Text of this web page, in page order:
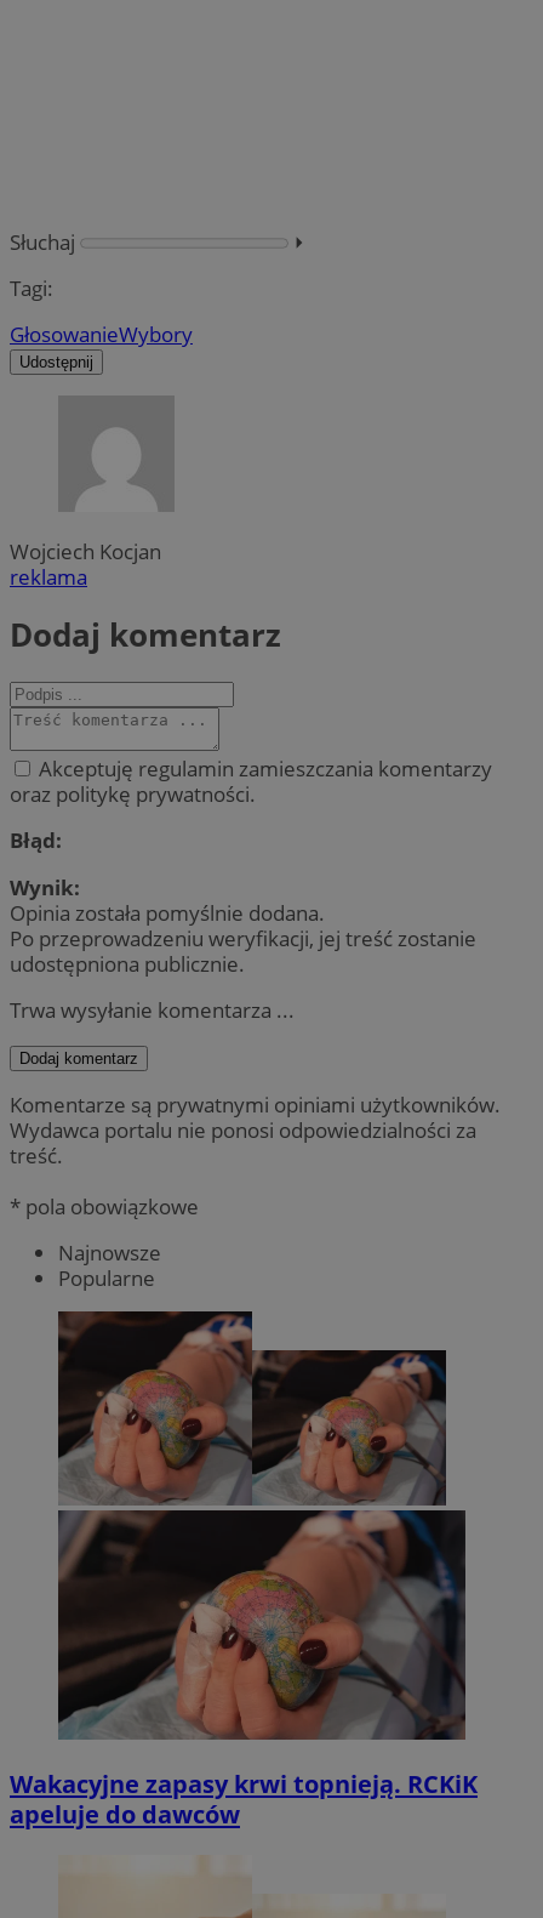
Słuchaj
⏵︎
Tagi:
GłosowanieWybory
Udostępnij
Wojciech Kocjan
reklama
Dodaj komentarz
Akceptuję regulamin zamieszczania komentarzy
oraz politykę prywatności.
Błąd:
Wynik:
Opinia została pomyślnie dodana.
Po przeprowadzeniu weryfikacji, jej treść zostanie
udostępniona publicznie.
Trwa wysyłanie komentarza ...
Dodaj komentarz
Komentarze są prywatnymi opiniami użytkowników.
Wydawca portalu nie ponosi odpowiedzialności za
treść.
* pola obowiązkowe
Najnowsze
Popularne
Wakacyjne zapasy krwi topnieją. RCKiK
apeluje do dawców